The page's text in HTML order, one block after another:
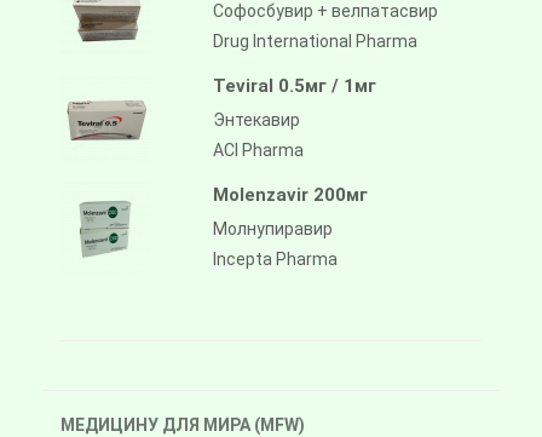
Софосбувир + велпатасвир
Drug International Pharma
Teviral 0.5мг / 1мг
Энтекавир
ACI Pharma
Molenzavir 200мг
Молнупиравир
Incepta Pharma
МЕДИЦИНУ ДЛЯ МИРА (MFW)